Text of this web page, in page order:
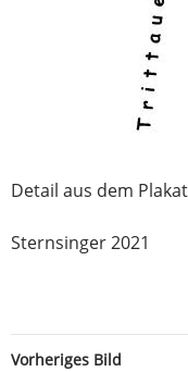
Detail aus dem
Sternsinger 2021
Vorheriges Bild